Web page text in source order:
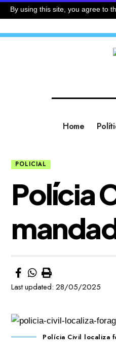
By using this site, you agree to
Home
POLICIAL
Polícia
Last updated: 28/05/2025
Polícia Civil localiza